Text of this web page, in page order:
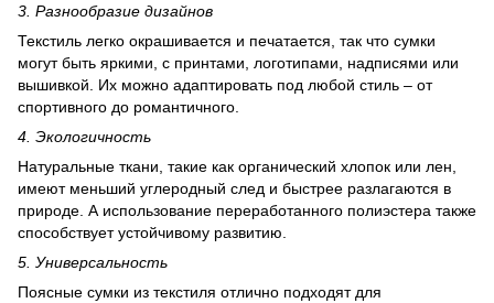
3. Разнообразие дизайнов
Текстиль легко окрашивается и печатается, так что сумки
могут быть яркими, с принтами, логотипами, надписями или
вышивкой. Их можно адаптировать под любой стиль – от
спортивного до романтичного.
4. Экологичность
Натуральные ткани, такие как органический хлопок или лен,
имеют меньший углеродный след и быстрее разлагаются в
природе. А использование переработанного полиэстера также
способствует устойчивому развитию.
5. Универсальность
Поясные сумки из текстиля отлично подходят для